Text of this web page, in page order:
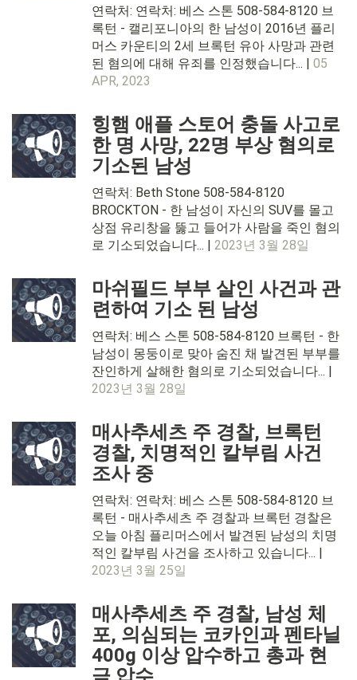
연락처: 연락처: 베스 스톤 508-584-8120 브
록턴 - 캘리포니아의 한 남성이 2016년 플리
머스 카운티의 2세 브록턴 유아 사망과 관련
된 혐의에 대해 유죄를 인정했습니다... | 05
APR, 2023
힝햄 애플 스토어 충돌 사고로
한 명 사망, 22명 부상 혐의로
기소된 남성
연락처: Beth Stone 508-584-8120
BROCKTON - 한 남성이 자신의 SUV를 몰고
상점 유리창을 뚫고 들어가 사람을 죽인 혐의
로 기소되었습니다... | 2023년 3월 28일
마쉬필드 부부 살인 사건과 관
련하여 기소 된 남성
연락처: 베스 스톤 508-584-8120 브록턴 - 한
남성이 몽둥이로 맞아 숨진 채 발견된 부부를
잔인하게 살해한 혐의로 기소되었습니다... |
2023년 3월 28일
매사추세츠 주 경찰, 브록턴
경찰, 치명적인 칼부림 사건
조사 중
연락처: 연락처: 베스 스톤 508-584-8120 브
록턴 - 매사추세츠 주 경찰과 브록턴 경찰은
오늘 아침 플리머스에서 발견된 남성의 치명
적인 칼부림 사건을 조사하고 있습니다... |
2023년 3월 25일
매사추세츠 주 경찰, 남성 체
포, 의심되는 코카인과 펜타닐
400g 이상 압수하고 총과 현